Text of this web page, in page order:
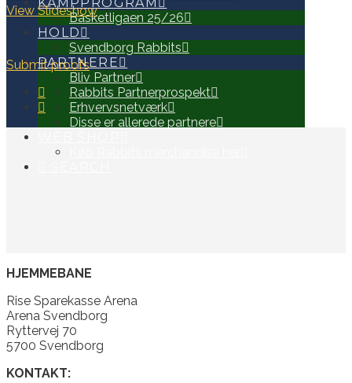
Basketligaen 25/26
HOLD
Svendborg Rabbits
PARTNERE
Bliv Partner
Rabbits Partnerprospekt
Erhvervsnetværk
Disse er allerede partnere
View Slideshow
Submit proofs
HJEMMEBANE
Rise Sparekasse Arena
Arena Svendborg
Ryttervej 70
5700 Svendborg
KONTAKT: